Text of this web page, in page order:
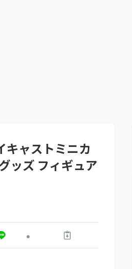
キャストミニカ
ッズ フィギュア